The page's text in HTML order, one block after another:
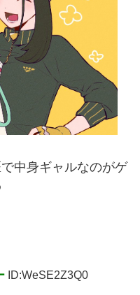
中身ギャルなのがゲ
ID:WeSE2Z3Q0